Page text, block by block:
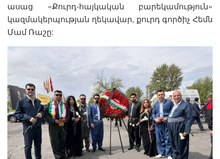
ասաց «Քուրդ-հայկական բարեկամություն»
կազմակերպության ղեկավար, քուրդ գործիչ Հեմն
Մամ Ռաշը: